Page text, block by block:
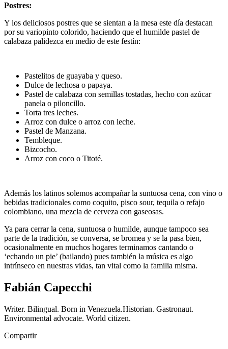
Postres:
Y los deliciosos postres que se sientan a la mesa este día destacan
por su variopinto colorido, haciendo que el humilde pastel de
calabaza palidezca en medio de este festín:
Pastelitos de guayaba y queso.
Dulce de lechosa o papaya.
Pastel de calabaza con semillas tostadas, hecho con azúcar
panela o piloncillo.
Torta tres leches.
Arroz con dulce o arroz con leche.
Pastel de Manzana.
Tembleque.
Bizcocho.
Arroz con coco o Titoté.
Además los latinos solemos acompañar la suntuosa cena, con vino o
bebidas tradicionales como coquito, pisco sour, tequila o refajo
colombiano, una mezcla de cerveza con gaseosas.
Ya para cerrar la cena, suntuosa o humilde, aunque tampoco sea
parte de la tradición, se conversa, se bromea y se la pasa bien,
ocasionalmente en muchos hogares terminamos cantando o
‘echando un pie’ (bailando) pues también la música es algo
intrínseco en nuestras vidas, tan vital como la familia misma.
Fabián Capecchi
Writer. Bilingual. Born in Venezuela.Historian. Gastronaut.
Environmental advocate. World citizen.
Compartir